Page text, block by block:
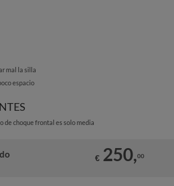
mal la silla
espacio
de choque frontal es solo media
€ 250,00